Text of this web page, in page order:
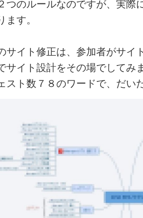
つのルールなのですが、実際
ます。
サイト修正は、参加者がサイ
サイト設計をその場でしてみ
スト数７８のワードで、だい